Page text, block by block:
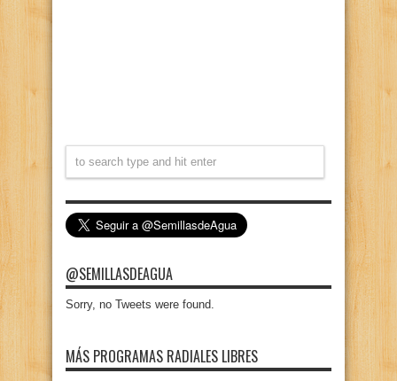
@SEMILLASDEAGUA
Sorry, no Tweets were found.
MÁS PROGRAMAS RADIALES LIBRES